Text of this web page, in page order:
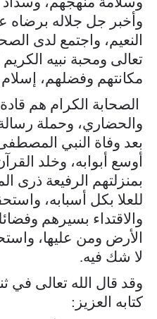
وأخبر جل جلاله برضاه
النعيم، واجتمع لدى
تعالى ومحبة نبيه
مكانتهم وفضلهم، إسلام ويب، ١٨/
الصحابة الكرام هم
والحضاري، وحملة
بعد وفاة النبي
أوسع أبوابه، وخلد
بمنزلتهم الرفيعة ذرى
للعلا بكل أسبابه،
والاقتداء بسيرهم
الأرض ومن عليها،
لا شك فيه.
وقد قال الله تعالى في
كتابه العزيز: